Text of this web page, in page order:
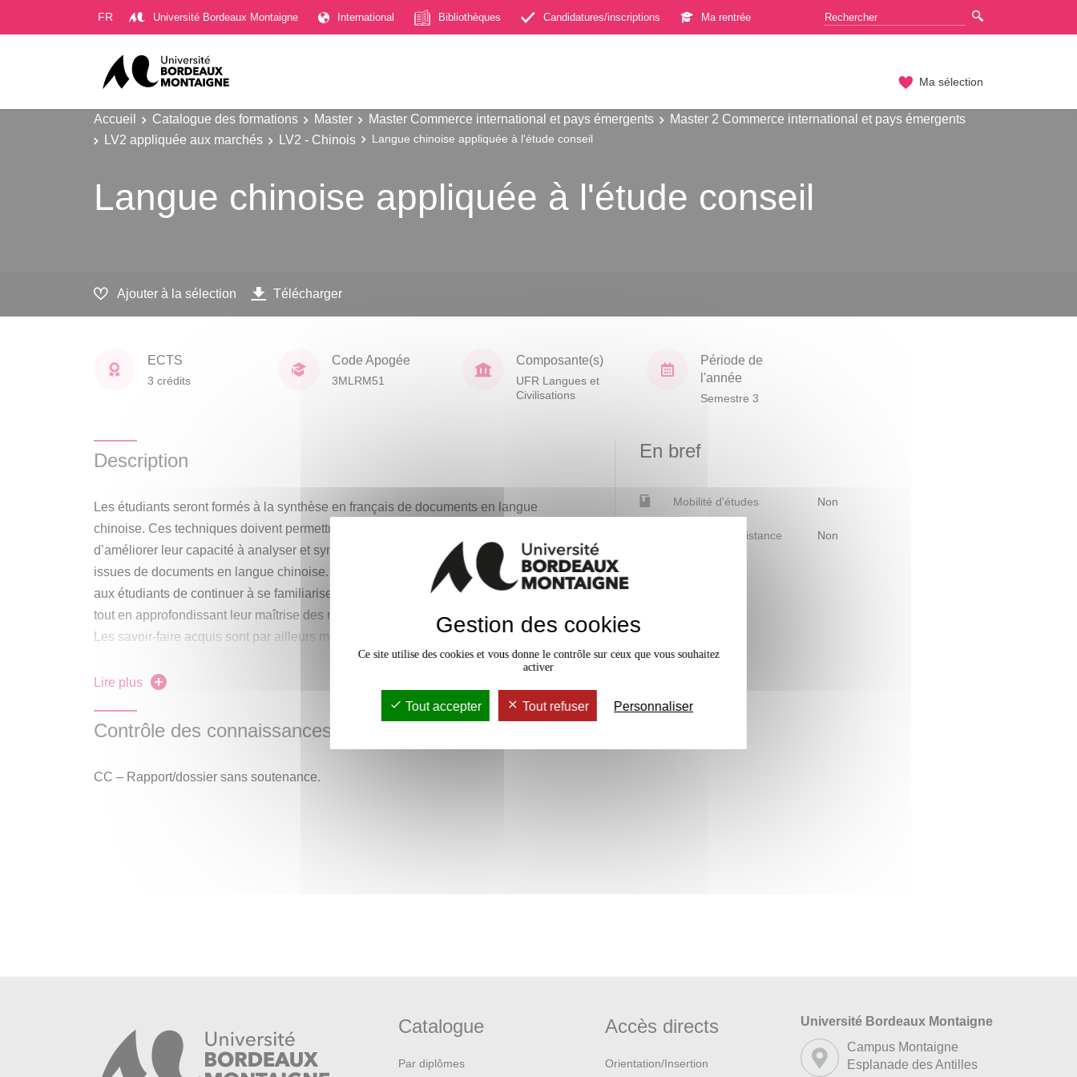
FR Université Bordeaux Montaigne International Bibliothèques Candidatures/inscriptions Ma rentrée
Ma sélection
Accueil Catalogue des formations Master Master Commerce international et pays émergents
Master 2 Commerce international et pays émergents
LV2 appliquée aux marchés
LV2 - Chinois Langue chinoise appliquée à l'étude conseil
Langue chinoise appliquée à l'étude conseil
Ajouter à la sélection Télécharger
ECTS
3 crédits
Code Apogée
3MLRM51
Composante(s)
UFR Langues et
Civilisations
Période de
l'année
Semestre 3
Description
Les étudiants seront formés à la synthèse en français de documents en langue
chinoise. Ces techniques doivent permettre aux étudiants en master recherche
d’améliorer leur capacité à analyser et synthétiser rapidement des données
issues de documents en langue chinoise. Ce cours doit par ailleurs permettre
aux étudiants de continuer à se familiariser avec les textes issus de la presse
tout en approfondissant leur maîtrise des registres de vocabulaire spécialisés.
Les savoir-faire acquis sont par ailleurs mobilisables dans le cadre des activités
de consulting ou de veille de marché réalisées par les entreprises occidentales
implantées en Chine. Le cours est aussi destiné aux étudiants désirant préparer
les épreuves de synthèse de documents en langue chinoise de divers concours
administratifs (cadre d’Orient du ministère des Affaires étrangères,
Lire plus
Contrôle des connaissances
CC – Rapport/dossier sans soutenance.
En bref
Mobilité d'études Non
Accessible à distance Non
Catalogue
Par diplômes
Accès directs
Orientation/Insertion
Université Bordeaux Montaigne
Campus Montaigne
Esplanade des Antilles
Gestion des cookies
Ce site utilise des cookies et vous donne le contrôle sur ceux que vous souhaitez
activer
Tout accepter Tout refuser Personnaliser